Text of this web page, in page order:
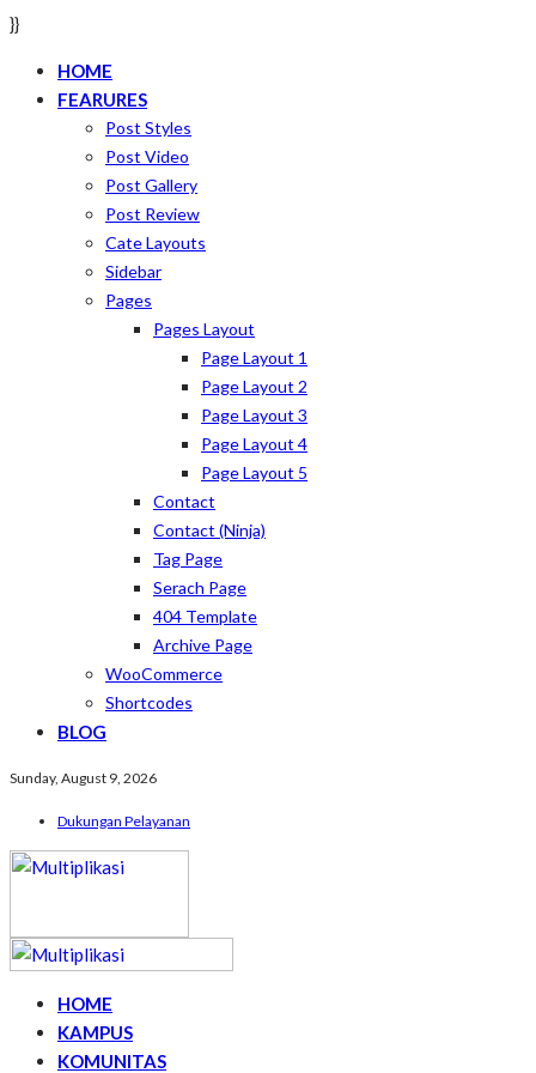
}}
HOME
FEARURES
Post Styles
Post Video
Post Gallery
Post Review
Cate Layouts
Sidebar
Pages
Pages Layout
Page Layout 1
Page Layout 2
Page Layout 3
Page Layout 4
Page Layout 5
Contact
Contact (ninja)
Tag Page
Serach Page
404 Template
Archive Page
WooCommerce
Shortcodes
BLOG
Sunday, August 9, 2026
Dukungan Pelayanan
HOME
KAMPUS
KOMUNITAS